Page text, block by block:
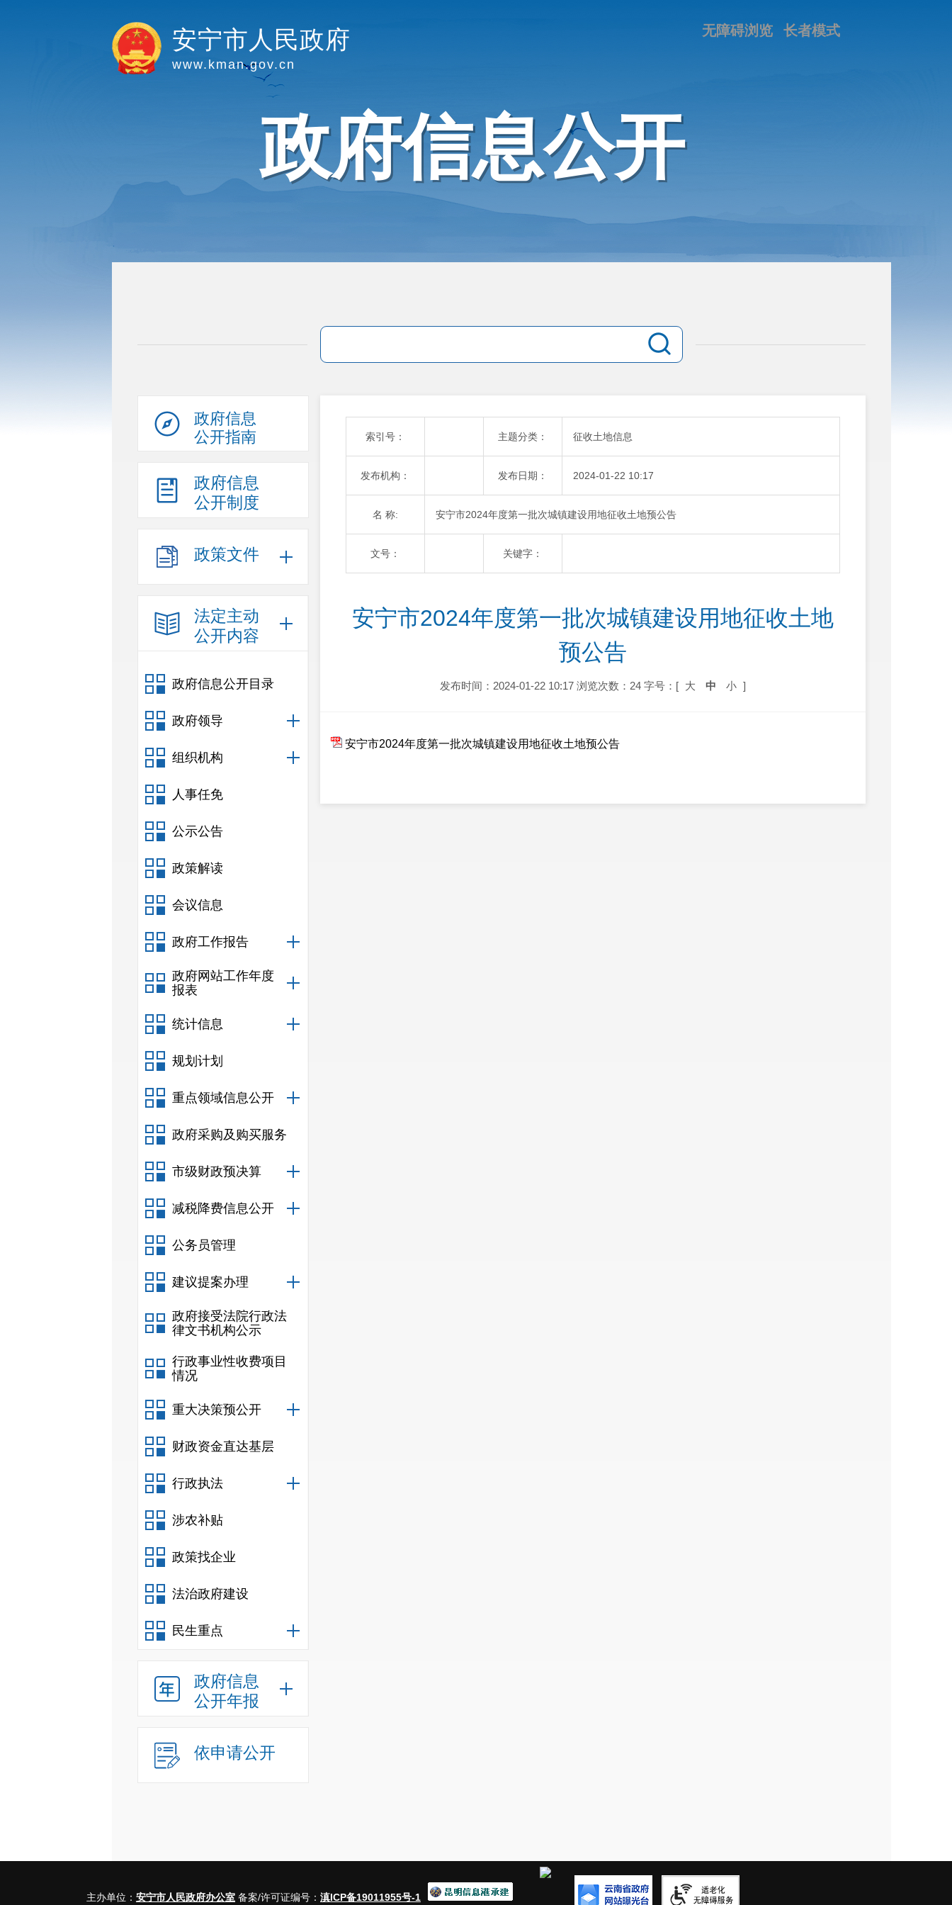
长者模式
无障碍浏览
安宁市人民政府
www.kman.gov.cn
政府信息公开
政府信息
公开指南
政府信息
公开制度
政策文件
法定主动
公开内容
政府信息公开目录
政府领导
组织机构
人事任免
公示公告
政策解读
会议信息
政府工作报告
政府网站工作年度
报表
统计信息
规划计划
重点领域信息公开
政府采购及购买服务
市级财政预决算
减税降费信息公开
公务员管理
建议提案办理
政府接受法院行政法
律文书机构公示
行政事业性收费项目
情况
重大决策预公开
财政资金直达基层
行政执法
涉农补贴
政策找企业
法治政府建设
民生重点
政府信息
公开年报
依申请公开
索引号： 主题分类： 征收土地信息
发布机构： 发布日期： 2024-01-22 10:17
名 称: 安宁市2024年度第一批次城镇建设用地征收土地预公告
文号： 关键字：
安宁市2024年度第一批次城镇建设用地征收土地
预公告
发布时间：2024-01-22 10:17 浏览次数：24 字号：[ 大 中 小 ]
安宁市2024年度第一批次城镇建设用地征收土地预公告
主办单位： 安宁市人民政府办公室 备案/许可证编号： 滇ICP备19011955号-1